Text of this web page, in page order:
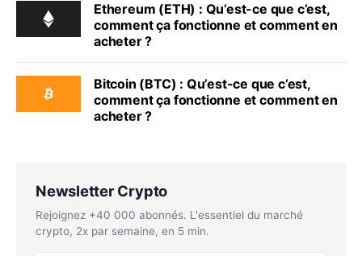
Ethereum (ETH) : Qu’est-ce que c’est,
comment ça fonctionne et comment en
acheter ?
Bitcoin (BTC) : Qu’est-ce que c’est,
comment ça fonctionne et comment en
acheter ?
Newsletter Crypto
Rejoignez +40 000 abonnés. L'essentiel du marché
crypto, 2x par semaine, en 5 min.